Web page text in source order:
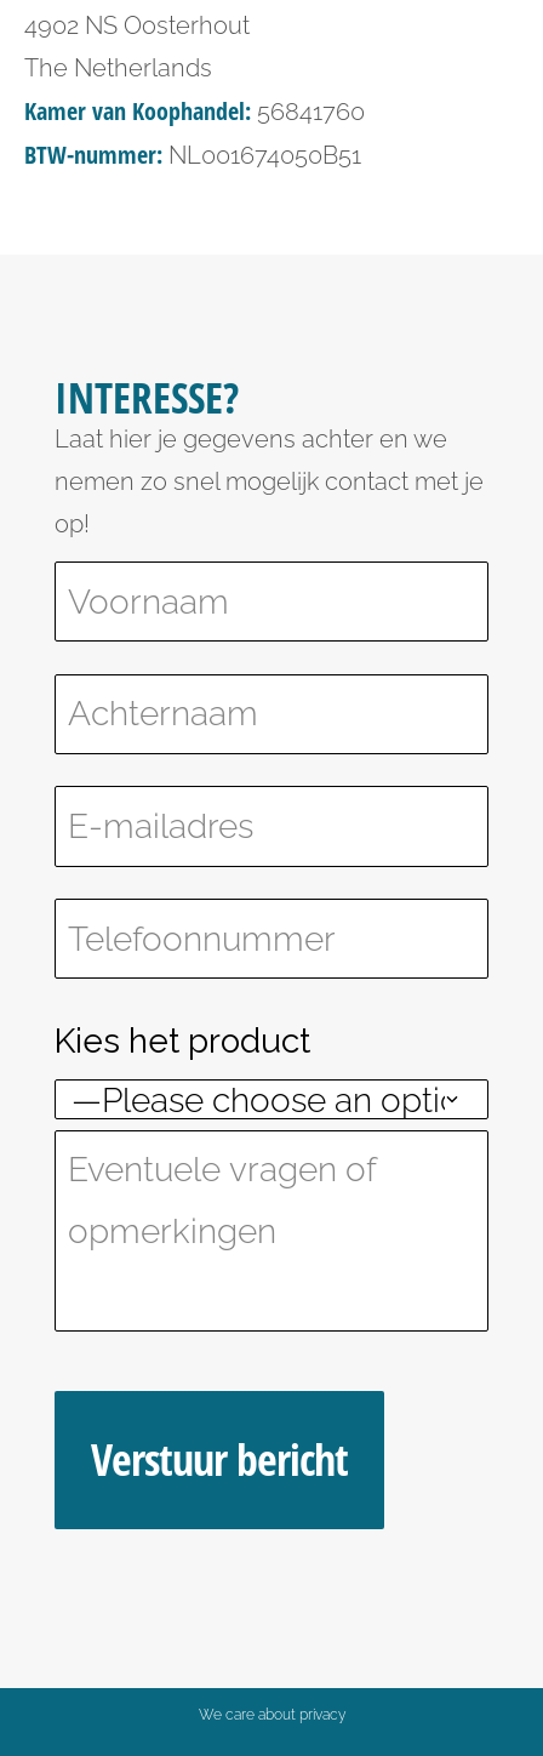
4902 NS Oosterhout
The Netherlands
Kamer van Koophandel: 56841760
BTW-nummer: NL001674050B51
INTERESSE?
Laat hier je gegevens achter en we
nemen zo snel mogelijk contact met je
op!
Please leave this field empty.
Kies het product
We care about privacy